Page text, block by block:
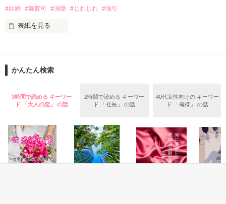
作品を読む
郊外の小さな保険会社で始まる新しい毎日。
私の単調かつシビアな毎日に変化は起こるのか？
「トマトときゅうり」に続く‘保険会社シリーズ’第２弾です。
楽しんで下されば光栄です。
番外編で稲葉目線「嘘も方便」完結しました。＊現在はホー
2012年7月22日～8月11日　明紫
#結婚 #御曹司 #溺愛 #じれじれ #強引
表紙を見る
恋人を友人に奪われて以来、なかなか次の恋に踏み出せない
披露宴を欠席できない理由を抱える芹花を助けてくれたのは
有名企業の御曹司である悠生だった
芹花はどんどん惹かれていく……
*・.+･｡*☆☆・.★･.+･｡*☆☆・.+
かんたん検索
3時間で読める キーワー
ド 「大人の恋」 の話
2時間で読める キーワー
ド 「社長」 の話
40代女性向けの キーワー
ド 「俺様」 の話